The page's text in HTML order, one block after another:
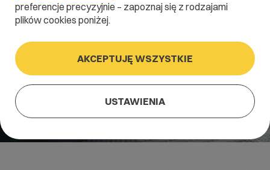
preferencje precyzyjnie – zapoznaj się z rodzajami
plików cookies poniżej.
AKCEPTUJĘ WSZYSTKIE
USTAWIENIA